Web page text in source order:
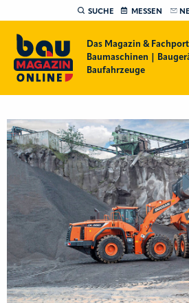
SUCHE MESSEN
Das Magazin &
Baumaschinen |
Baufahrzeuge